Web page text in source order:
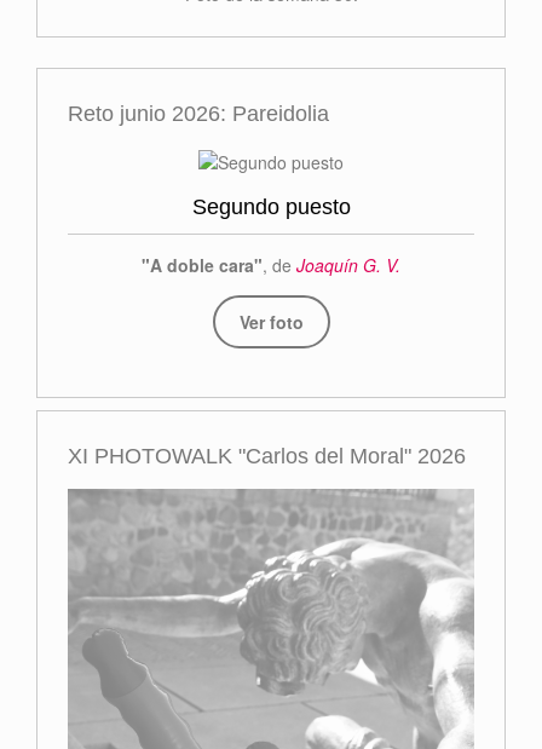
Reto junio 2026: Pareidolia
Segundo puesto
"A doble cara", de Joaquín G. V.
Ver foto
XI PHOTOWALK "Carlos del Moral" 2026